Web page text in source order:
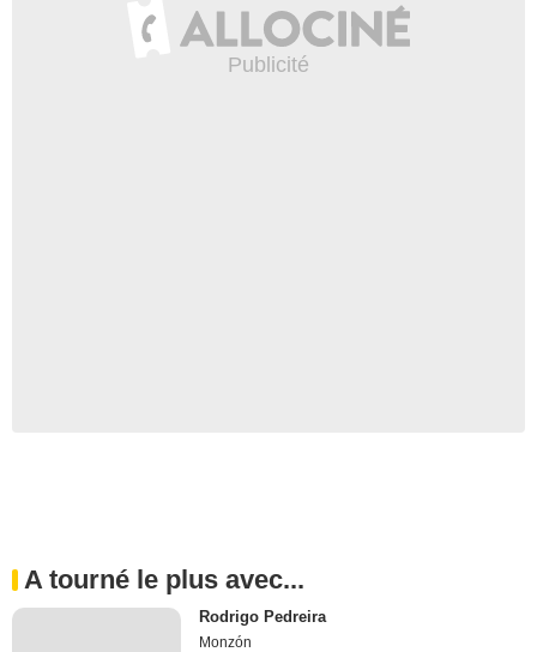
A tourné le plus avec...
Rodrigo Pedreira
Monzón